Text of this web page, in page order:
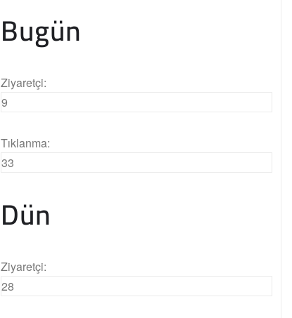
Bugün
Ziyaretçi:
9
Tıklanma:
33
Dün
Ziyaretçi:
28